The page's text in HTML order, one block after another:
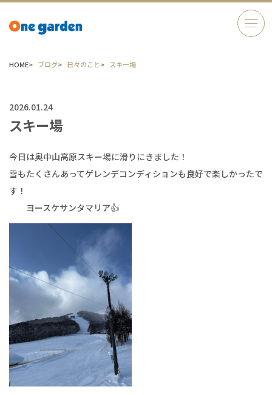
HOME ブログ 日々のこと スキー場
2026.01.24
スキー場
今日は奥中山高原スキー場に滑りにきました！
雪もたくさんあってゲレンデコンディションも良好で楽しかったで
す！
ヨースケサンタマリア👍